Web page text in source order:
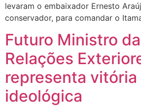
levaram o embaixador Ernesto
conservador, para comandar o
Futuro Ministro
Relações
representa vitória
ideológica